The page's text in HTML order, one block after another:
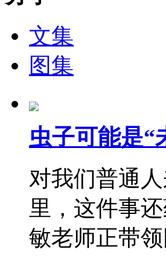
文集
图集
虫子可能是“
对我们普通
里，这件事
敏老师正带